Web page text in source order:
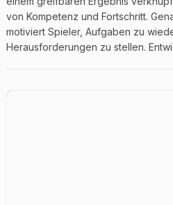
von Kompetenz und Fortschritt.
motiviert Spieler, Aufgaben zu
Herausforderungen zu stellen.